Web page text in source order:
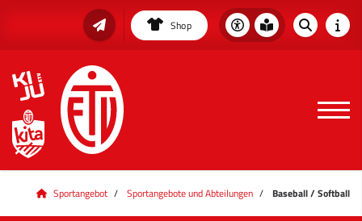
Shop
Sportangebot Sportangebote und Abteilungen Baseball / Softball